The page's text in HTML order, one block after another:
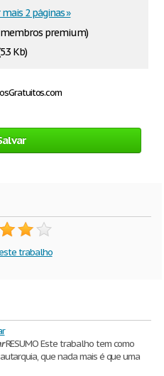
membros premium)
Kb)
2 páginas »
trabalho
RESUMO Este trabalho tem como
que nada mais é que uma